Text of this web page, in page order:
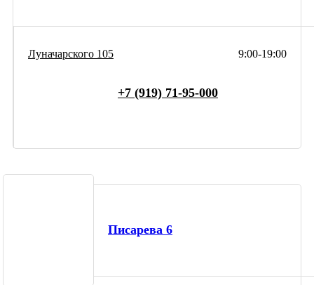
9:00-19:00
Луначарского 105
+7 (919) 71-95-000
Писарева 6